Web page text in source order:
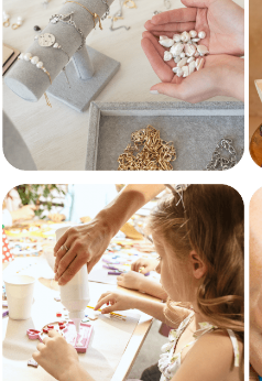
תכשיטנות